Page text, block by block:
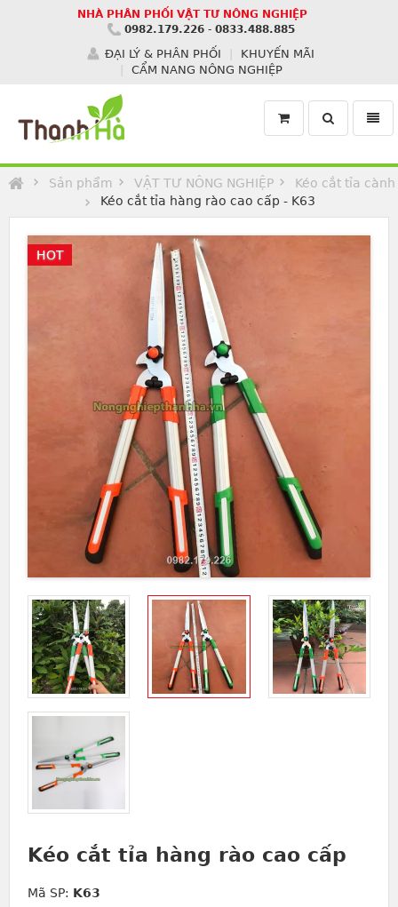
NHÀ PHÂN PHỐI VẬT TƯ NÔNG NGHIỆP
0982.179.226 - 0833.488.885
ĐẠI LÝ & PHÂN PHỐI
KHUYẾN MÃI
CẨM NANG NÔNG NGHIỆP
Toggle
search
Sản phẩm VẬT TƯ NÔNG NGHIỆP
Kéo cắt tỉa cành
Kéo cắt tỉa hàng rào cao cấp - K63
HOT
Kéo cắt tỉa hàng rào cao cấp
Mã SP: K63